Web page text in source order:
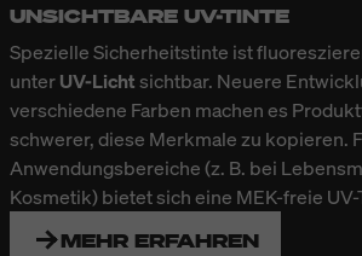
UNSICHTBARE UV-TINTE
SpezielleSicherheitstinte ist
unterUV-Lichtsichtbar. Neuere
verschiedene Farben machen es
schwerer, diese Merkmale zu kopieren.
Anwendungsbereiche (z. B. bei
Kosmetik) bietet sich eine MEK-freie UV-
MEHR ERFAHREN